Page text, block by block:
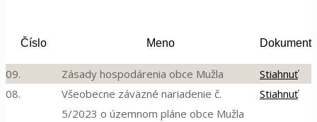
Číslo Meno Dokument
09. Zásady hospodárenia obce Mužla
Stiahnuť
08.
Všeobecne záväzné nariadenie č.
5/2023 o územnom pláne obce Mužla
Stiahnuť